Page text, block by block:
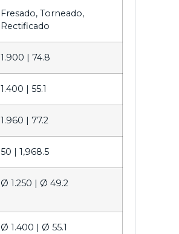
Fresado, Torneado,
Rectificado
1.900 | 74.8
1.400 | 55.1
1.960 | 77.2
50 | 1,968.5
Ø 1.250 | Ø 49.2
Ø 1.400 | Ø 55.1